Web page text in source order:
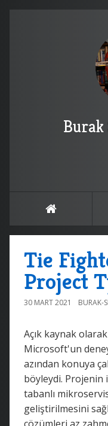
Tie
Project
30 MART 2021 BURAK-
Açık kaynak
Microsoft'un
azından konuya
böyleydi. Projenin
tabanlı
geliştirilmesini